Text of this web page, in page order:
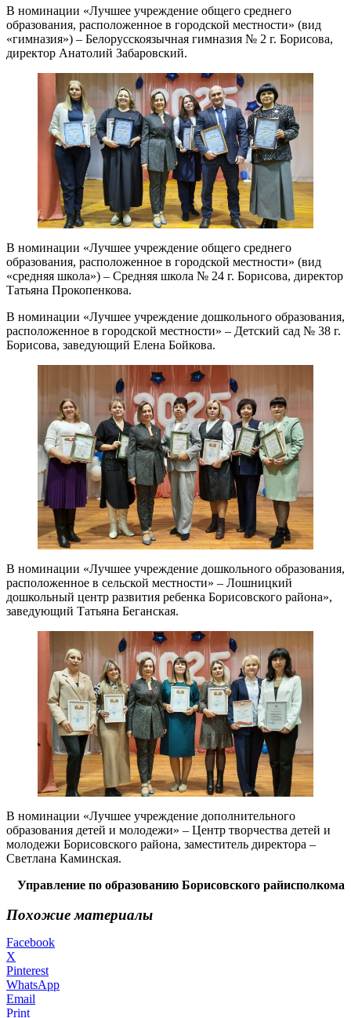
В номинации «Лучшее учреждение общего среднего
образования, расположенное в городской местности» (вид
«гимназия») – Белорусскоязычная гимназия № 2 г. Борисова,
директор Анатолий Забаровский.
В номинации «Лучшее учреждение общего среднего
образования, расположенное в городской местности» (вид
«средняя школа») – Средняя школа № 24 г. Борисова, директор
Татьяна Прокопенкова.
В номинации «Лучшее учреждение дошкольного образования,
расположенное в городской местности» – Детский сад № 38 г.
Борисова, заведующий Елена Бойкова.
В номинации «Лучшее учреждение дошкольного образования,
расположенное в сельской местности» – Лошницкий
дошкольный центр развития ребенка Борисовского района»,
заведующий Татьяна Беганская.
В номинации «Лучшее учреждение дополнительного
образования детей и молодежи» – Центр творчества детей и
молодежи Борисовского района, заместитель директора –
Светлана Каминская.
Управление по образованию Борисовского райисполкома
Похожие материалы
Facebook
X
Pinterest
WhatsApp
Email
Print